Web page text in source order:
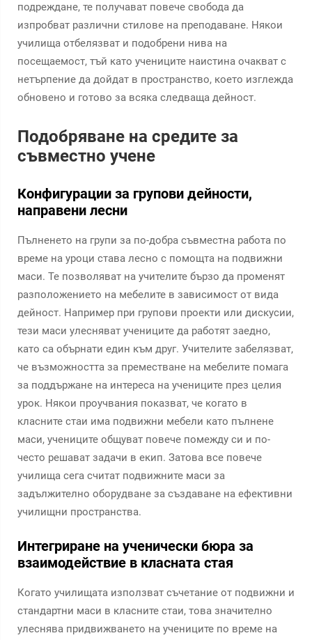
подреждане, те получават повече свобода да
изпробват различни стилове на преподаване. Някои
училища отбелязват и подобрени нива на
посещаемост, тъй като учениците наистина очакват с
нетърпение да дойдат в пространство, което изглежда
обновено и готово за всяка следваща дейност.
Подобряване на средите за
съвместно учене
Конфигурации за групови дейности,
направени лесни
Пълненето на групи за по-добра съвместна работа по
време на уроци става лесно с помощта на подвижни
маси. Те позволяват на учителите бързо да променят
разположението на мебелите в зависимост от вида
дейност. Например при групови проекти или дискусии,
тези маси улесняват учениците да работят заедно,
като са обърнати един към друг. Учителите забелязват,
че възможността за преместване на мебелите помага
за поддържане на интереса на учениците през целия
урок. Някои проучвания показват, че когато в
класните стаи има подвижни мебели като пълнене
маси, учениците общуват повече помежду си и по-
често решават задачи в екип. Затова все повече
училища сега считат подвижните маси за
задължително оборудване за създаване на ефективни
училищни пространства.
Интегриране на ученически бюра за
взаимодействие в класната стая
Когато училищата използват съчетание от подвижни и
стандартни маси в класните стаи, това значително
улеснява придвижването на учениците по време на